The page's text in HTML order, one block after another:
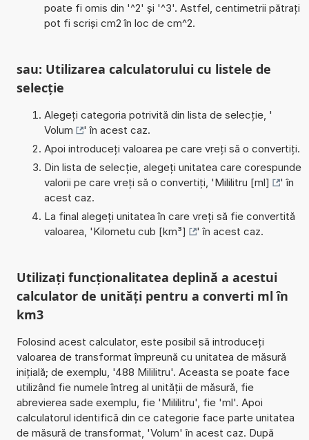
poate fi omis din '^2' și '^3'. Astfel, centimetrii pătrați
pot fi scriși cm2 în loc de cm^2.
sau: Utilizarea calculatorului cu listele de
selecție
Alegeți categoria potrivită din lista de selecție, '
Volum
' în acest caz.
Apoi introduceți valoarea pe care vreți să o convertiți.
Din lista de selecție, alegeți unitatea care corespunde
valorii pe care vreți să o convertiți, 'Mililitru [ml]
' în
acest caz.
La final alegeți unitatea în care vreți să fie convertită
valoarea, 'Kilometu cub [km³] ' în acest caz.
Utilizați funcționalitatea deplină a acestui
calculator de unități pentru a converti ml în
km3
Folosind acest calculator, este posibil să introduceți
valoarea de transformat împreună cu unitatea de măsură
inițială; de exemplu, '488 Mililitru'. Aceasta se poate face
utilizând fie numele întreg al unității de măsură, fie
abrevierea sade exemplu, fie 'Mililitru', fie 'ml'. Apoi
calculatorul identifică din ce categorie face parte unitatea
de măsură de transformat, 'Volum' în acest caz. După